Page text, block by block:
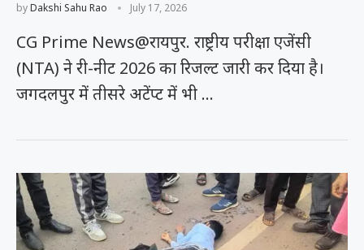
byDakshi Sahu Rao July 17, 2026
CG Prime News@रायपुर. राष्ट्रीय परीक्षा एजेंसी
(NTA) ने री-नीट 2026 का रिजल्ट जारी कर दिया है।
जगदलपुर में तीसरे अटेंप्ट में भी …